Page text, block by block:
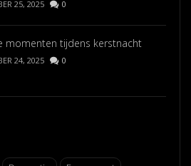
25, 2025 0
momenten tijdens kerstnacht
24, 2025 0